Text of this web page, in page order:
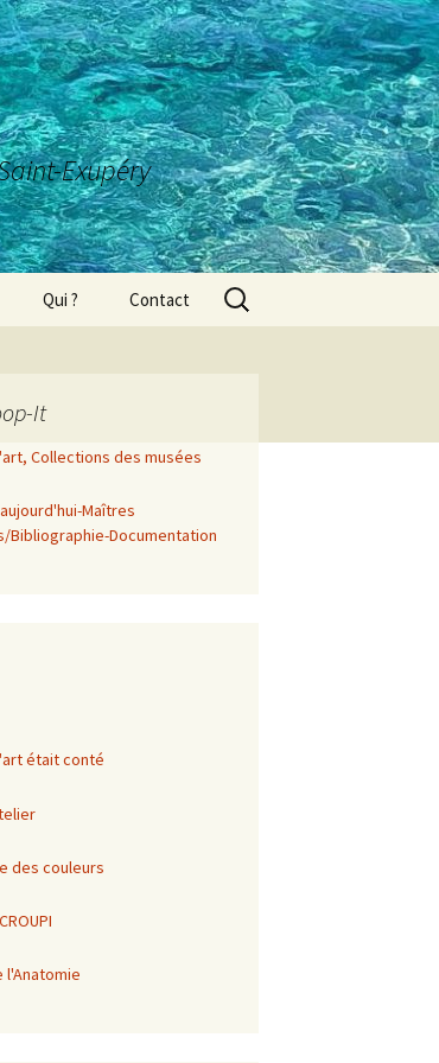
Exupéry
Qui ? Contact
Rechercher :
It
Collections des musées
Maîtres
Bibliographie-Documentation
était conté
des couleurs
l'Anatomie